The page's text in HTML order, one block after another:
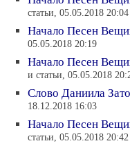
статьи, 05.05.2018 20:04
Начало Песен
05.05.2018 20:19
Начало Песен
и статьи, 05.05.2018
Слово Даниила
18.12.2018 16:03
Начало Песен
статьи, 05.05.2018 20:42